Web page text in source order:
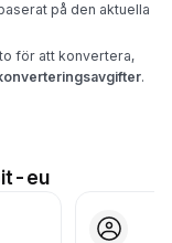
på den aktuella
för att konvertera,
.
eu